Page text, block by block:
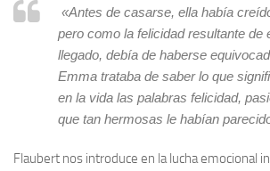
«Antes de casarse, ella había
pero como la felicidad resultante de
llegado, debía de haberse
Emma trataba de saber lo que
en la vida las palabras felicidad,
que tan hermosas le habían
Flaubert nos introduce en la lucha emocional